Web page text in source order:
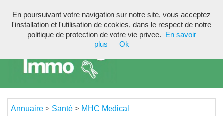
Annuaire > Santé > MHC Medical
En poursuivant votre navigation sur notre site, vous acceptez
l'installation et l'utilisation de cookies, dans le respect de notre
politique de protection de votre vie privee.
En savoir
plus
Ok